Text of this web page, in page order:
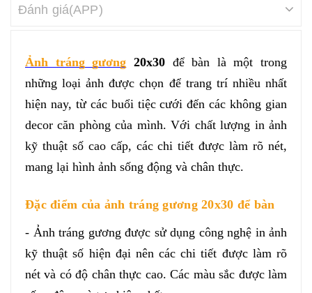
Đánh giá(APP)
Ảnh tráng gương 20x30 để bàn là một trong
những loại ảnh được chọn để trang trí nhiều nhất
hiện nay, từ các buổi tiệc cưới đến các không gian
decor căn phòng của mình. Với chất lượng in ảnh
kỹ thuật số cao cấp, các chi tiết được làm rõ nét,
mang lại hình ảnh sống động và chân thực.
Đặc điểm của ảnh tráng gương 20x30 để bàn
- Ảnh tráng gương được sử dụng công nghệ in ảnh
kỹ thuật số hiện đại nên các chi tiết được làm rõ
nét và có độ chân thực cao. Các màu sắc được làm